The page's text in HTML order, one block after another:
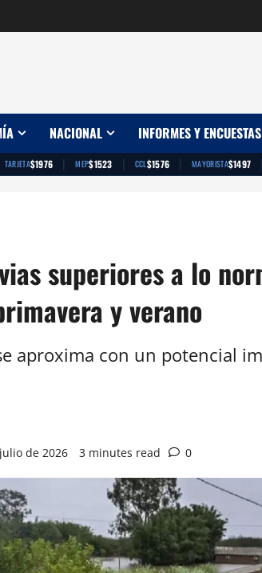
NACIONAL INFORMES Y ENCUESTAS
TARJETA$1976 | MEP$1523 | CCL$1576 | MAYORISTA$1497 |
superiores a lo
y verano
aproxima con un potencial
de 2026 3 minutes read 0